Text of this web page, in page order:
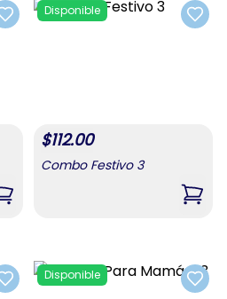
Add to favorites
,Combo Festivo 2
Add
Disponible
$112.00
Combo Festivo 3
,
Add to favorites Add
Disponible